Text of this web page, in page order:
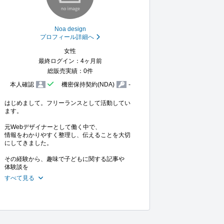
Noa design
プロフィール詳細へ
女性
最終ログイン：4ヶ月前
総販売実績：0件
本人確認
機密保持契約(NDA) -
はじめまして。フリーランスとして活動してい
ます。
元Webデザイナーとして働く中で、
情報をわかりやすく整理し、伝えることを大切
にしてきました。
その経験から、趣味で子どもに関する記事や
体験談を
すべて見る